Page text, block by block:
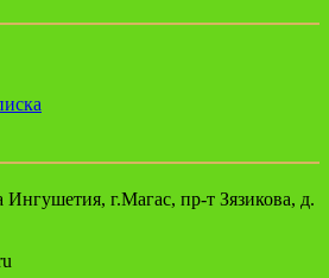
г.Магас, пр-т Зязикова, д.